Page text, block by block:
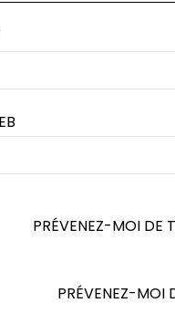
PRÉVENEZ-MOI DE
PRÉVENEZ-MOI